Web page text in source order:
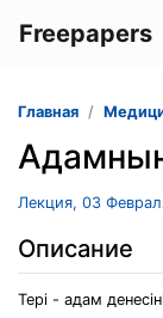
Freepapers
Главная
Адамның
Лекция, 03
Описание
Тері - адам